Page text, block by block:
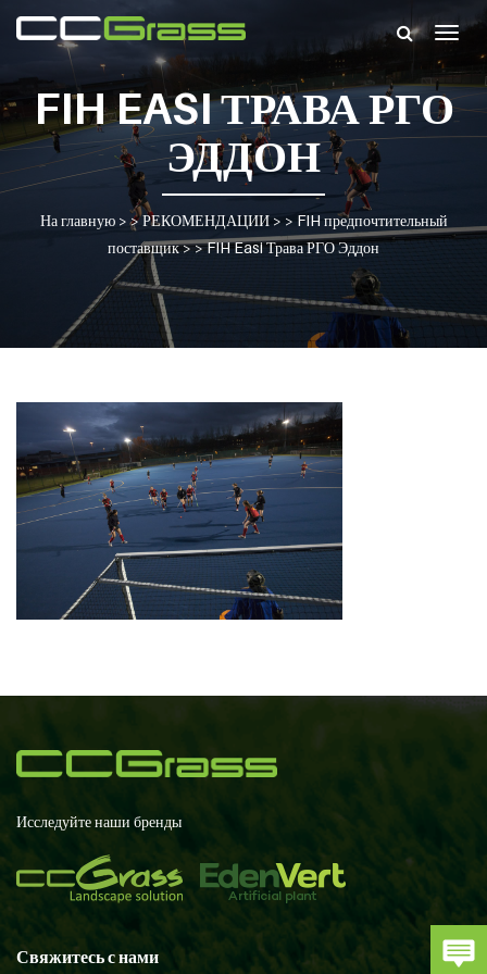
FIH EASI ТРАВА РГО
ЭДДОН
На главную> >РЕКОМЕНДАЦИИ> > FIH предпочтительный
поставщик> >FIH Easi Трава РГО Эддон
Исследуйте наши бренды
Свяжитесь с нами